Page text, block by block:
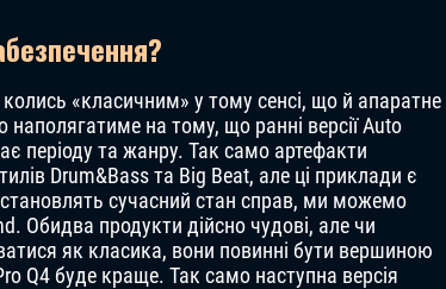
«класичним» у тому сенсі, що й апаратне
на тому, що ранні версії Auto
періоду та жанру. Так само артефакти
Drum&Bass та Big Beat, але ці приклади є
сучасний стан справ, ми можемо
Обидва продукти дійсно чудові, але чи
як класика, вони повинні бути вершиною
Q4 буде краще. Так само наступна версія